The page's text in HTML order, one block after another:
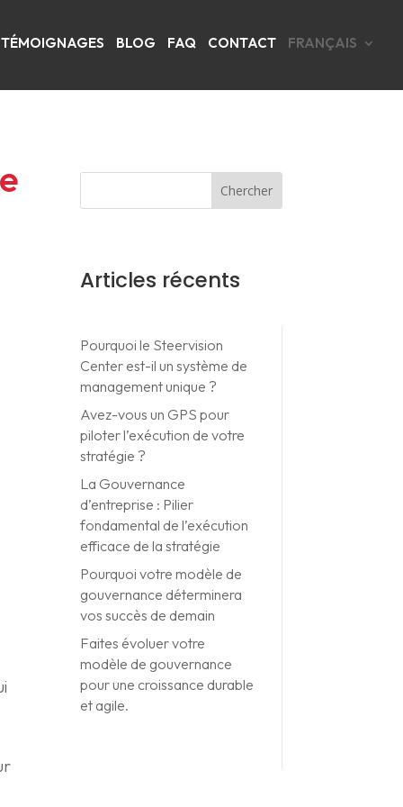
TÉMOIGNAGES BLOG FAQ CONTACT FRANÇAIS
Articles récents
Pourquoi le Steervision
Center est-il un système de
management unique ?
Avez-vous un GPS pour
piloter l’exécution de votre
stratégie ?
La Gouvernance
d’entreprise : Pilier
fondamental de l’exécution
efficace de la stratégie
Pourquoi votre modèle de
gouvernance déterminera
vos succès de demain
Faites évoluer votre
modèle de gouvernance
pour une croissance durable
et agile.